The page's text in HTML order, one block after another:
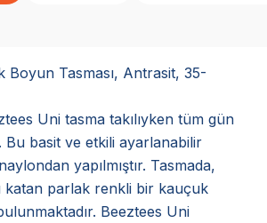
Boyun Tasması, Antrasit, 35-
Uni tasma takılıyken tüm gün
basit ve etkili ayarlanabilir
yapılmıştır. Tasmada,
parlak renkli bir kauçuk
Beeztees Uni